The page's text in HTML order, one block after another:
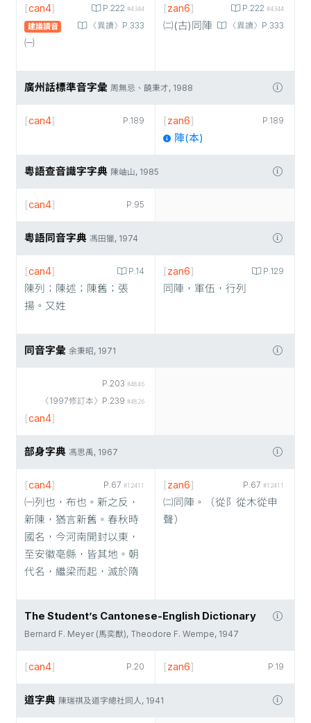
P.222 #4344
〈異讀〉P.333
[can4]
建議讀音
㈠
P.222 #4344
〈異讀〉P.333
[zan6]
㈡(古)同陣
廣州話標準音字彙 周無忌、饒秉才, 1988
P.189
[can4] P.189
[zan6]
陣(本)
粵語查音識字字典 陳岫山, 1985
P.95
[can4]
粵語同音字典 馮田獵, 1974
P.14
[can4]
陳列；陳述；陳舊；張
揚。又姓
P.129
[zan6]
同陣，軍伍，行列
同音字彙 余秉昭, 1971
P.203 #4846
〈1997修訂本〉P.239 #4826
[can4]
部身字典 馮思禹, 1967
P.67 #12411
[can4]
㈠列也，布也。新之反，
新陳，猶言新舊。春秋時
國名，今河南開封以東，
至安徽亳縣，皆其地。朝
代名，繼梁而起，滅於隋
P.67 #12411
[zan6]
㈡同陣。（從阝從木從申
聲）
The Student’s Cantonese-English Dictionary
Bernard F. Meyer (馬奕猷), Theodore F. Wempe, 1947
P.20
[can4] P.19
[zan6]
道字典 陳瑞祺及道字總社同人, 1941